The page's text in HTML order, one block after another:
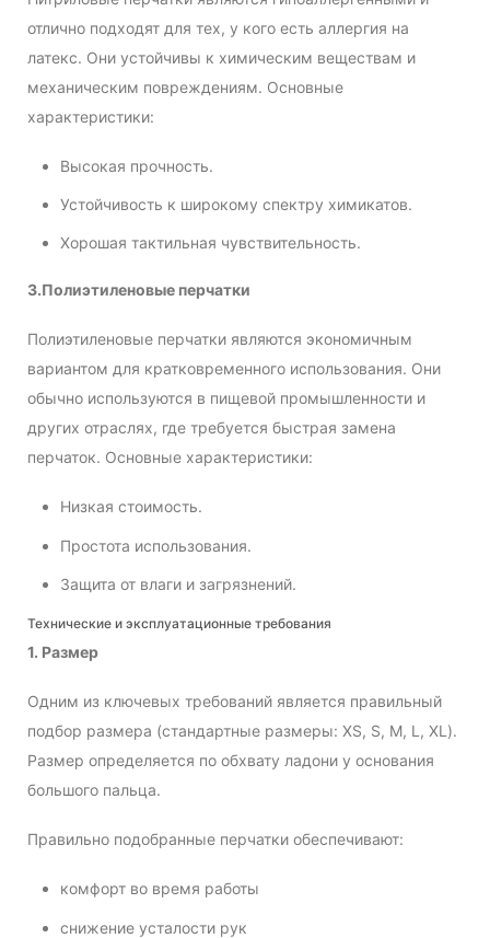
отлично подходят для тех, у кого есть аллергия на
латекс. Они устойчивы к химическим веществам и
механическим повреждениям. Основные
характеристики:
Высокая прочность.
Устойчивость к широкому спектру химикатов.
Хорошая тактильная чувствительность.
3.Полиэтиленовые перчатки
Полиэтиленовые перчатки являются экономичным
вариантом для кратковременного использования. Они
обычно используются в пищевой промышленности и
других отраслях, где требуется быстрая замена
перчаток. Основные характеристики:
Низкая стоимость.
Простота использования.
Защита от влаги и загрязнений.
Технические и эксплуатационные требования
1. Размер
Одним из ключевых требований является правильный
подбор размера (стандартные размеры: XS, S, M, L, XL).
Размер определяется по обхвату ладони у основания
большого пальца.
Правильно подобранные перчатки обеспечивают:
комфорт во время работы
снижение усталости рук